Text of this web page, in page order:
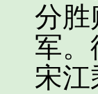
分胜
军。
宋江